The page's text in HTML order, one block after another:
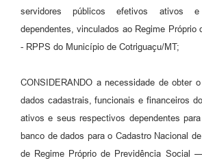
servidores públicos efetivos ativos
dependentes, vinculados ao Regime Próprio
- RPPS do Município de Cotriguaçu/MT;
CONSIDERANDO a necessidade de obter
dados cadastrais, funcionais e financeiros
ativos e seus respectivos dependentes
banco de dados para o Cadastro Nacional
de Regime Próprio de Previdência